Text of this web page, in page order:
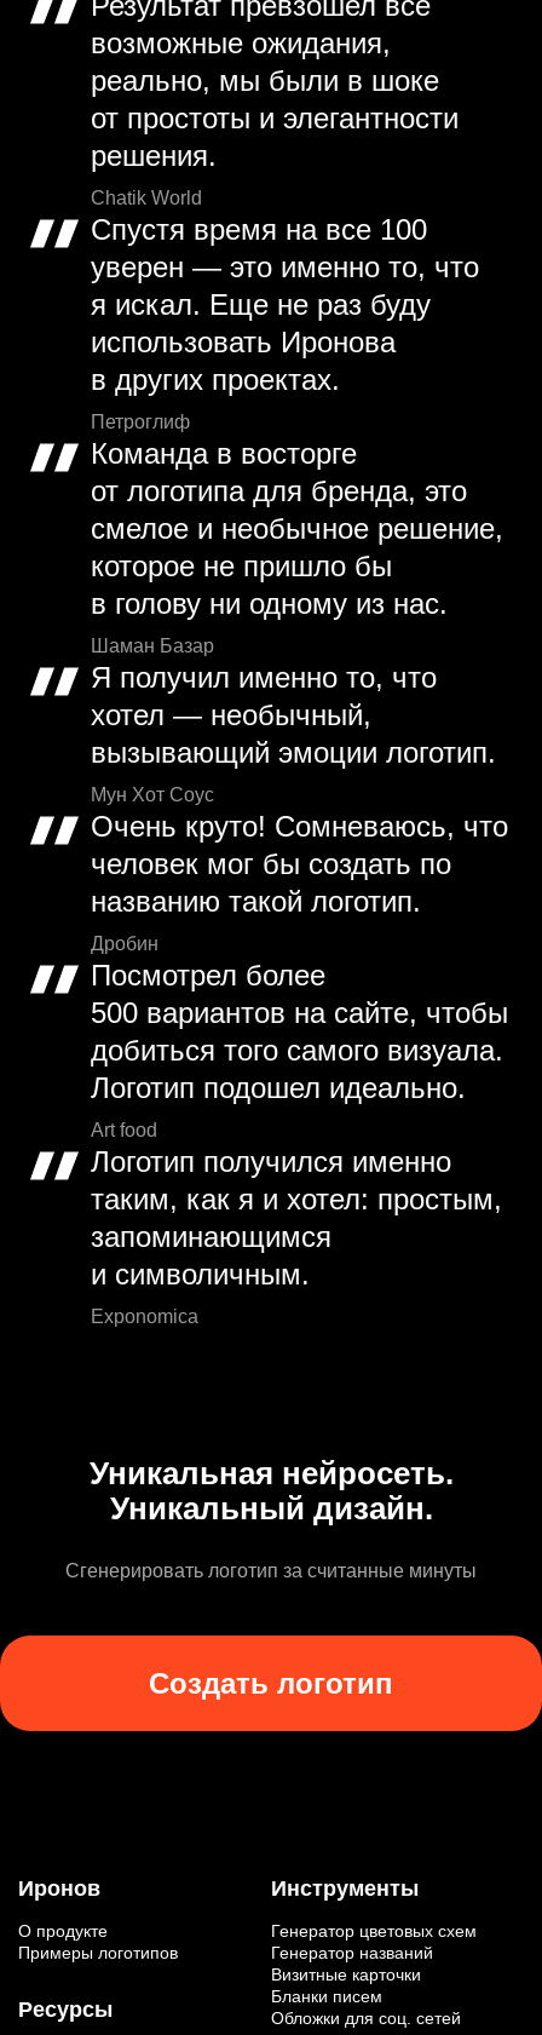
возможные ожидания,
реально, мы были в шоке
от простоты и элегантности
решения.
Chatik World
Спустя время на все 100
уверен — это именно то, что
я искал. Еще не раз буду
использовать Иронова
в других проектах.
Петроглиф
Команда в восторге
от логотипа для бренда, это
смелое и необычное решение,
которое не пришло бы
в голову ни одному из нас.
Шаман Базар
Я получил именно то, что
хотел — необычный,
вызывающий эмоции логотип.
Мун Хот Соус
Очень круто! Сомневаюсь, что
человек мог бы создать по
названию такой логотип.
Дробин
Посмотрел более
500 вариантов на сайте, чтобы
добиться того самого визуала.
Логотип подошел идеально.
Art food
Логотип получился именно
таким, как я и хотел: простым,
запоминающимся
и символичным.
Exponomica
Уникальная нейросеть.
Уникальный дизайн.
Сгенерировать логотип за считанные минуты
Создать логотип
Иронов
О продукте
Примеры логотипов
Ресурсы
Инструменты
Генератор цветовых схем
Генератор названий
Визитные карточки
Бланки писем
Обложки для соц. сетей